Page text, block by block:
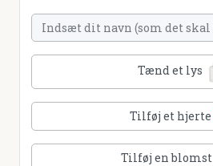
Tænd et lys
Tilføj et hjerte
Tilføj en blomst